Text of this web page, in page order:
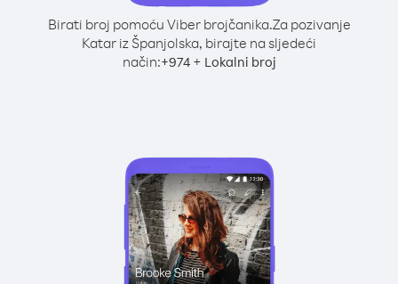
Birati broj pomoću Viber brojčanika.Za pozivanje
Katar iz Španjolska, birajte na sljedeći
način:+974+ Lokalni broj